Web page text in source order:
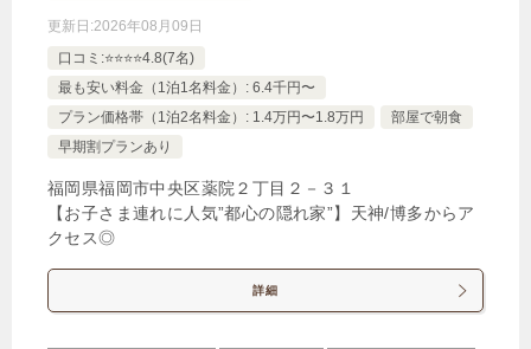
更新日:2026年08月09日
口コミ:⭐️⭐️⭐️⭐️4.8(7名)
最も安い料金（1泊1名料金）: 6.4千円〜
プラン価格帯（1泊2名料金）: 1.4万円〜1.8万円
部屋で朝食
早期割プランあり
福岡県福岡市中央区薬院２丁目２－３１
【お子さま連れに人気”都心の隠れ家”】天神/博多からア
クセス◎
詳細